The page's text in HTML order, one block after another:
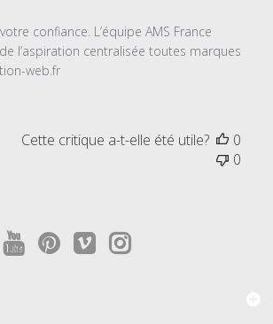
confiance. L’équipe AMS France
l’aspiration centralisée toutes marques
web.fr
Cette critique a-t-elle été utile?
0
0